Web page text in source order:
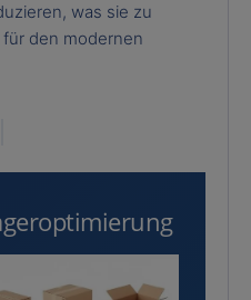
was sie zu
den modernen